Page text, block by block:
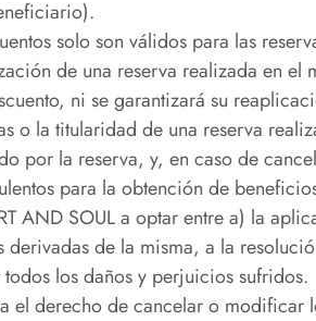
solo son válidos para las
de una reserva realizada en
ni se garantizará su
o la titularidad de una reserva
por la reserva, y, en caso de
para la obtención de
AND SOUL a optar entre a) la
derivadas de la misma, a la
los daños y perjuicios sufridos.
el derecho de cancelar o